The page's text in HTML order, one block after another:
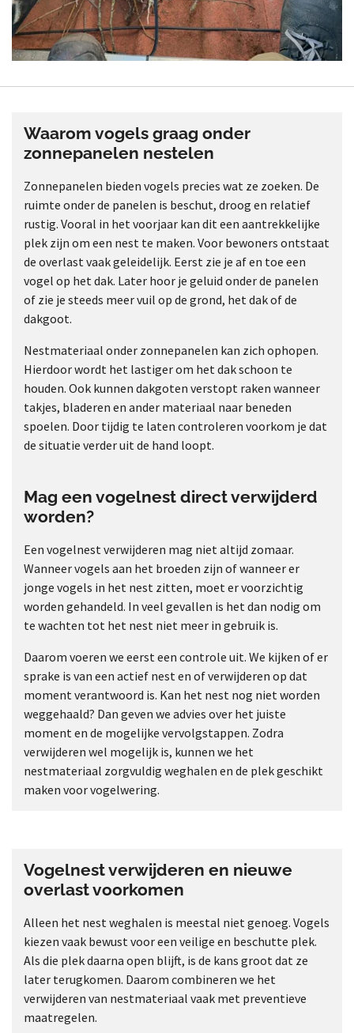
Waarom vogels graag onder
zonnepanelen nestelen
Zonnepanelen bieden vogels precies wat ze zoeken. De
ruimte onder de panelen is beschut, droog en relatief
rustig. Vooral in het voorjaar kan dit een aantrekkelijke
plek zijn om een nest te maken. Voor bewoners ontstaat
de overlast vaak geleidelijk. Eerst zie je af en toe een
vogel op het dak. Later hoor je geluid onder de panelen
of zie je steeds meer vuil op de grond, het dak of de
dakgoot.
Nestmateriaal onder zonnepanelen kan zich ophopen.
Hierdoor wordt het lastiger om het dak schoon te
houden. Ook kunnen dakgoten verstopt raken wanneer
takjes, bladeren en ander materiaal naar beneden
spoelen. Door tijdig te laten controleren voorkom je dat
de situatie verder uit de hand loopt.
Mag een vogelnest direct verwijderd
worden?
Een vogelnest verwijderen mag niet altijd zomaar.
Wanneer vogels aan het broeden zijn of wanneer er
jonge vogels in het nest zitten, moet er voorzichtig
worden gehandeld. In veel gevallen is het dan nodig om
te wachten tot het nest niet meer in gebruik is.
Daarom voeren we eerst een controle uit. We kijken of er
sprake is van een actief nest en of verwijderen op dat
moment verantwoord is. Kan het nest nog niet worden
weggehaald? Dan geven we advies over het juiste
moment en de mogelijke vervolgstappen. Zodra
verwijderen wel mogelijk is, kunnen we het
nestmateriaal zorgvuldig weghalen en de plek geschikt
maken voor vogelwering.
Vogelnest verwijderen en nieuwe
overlast voorkomen
Alleen het nest weghalen is meestal niet genoeg. Vogels
kiezen vaak bewust voor een veilige en beschutte plek.
Als die plek daarna open blijft, is de kans groot dat ze
later terugkomen. Daarom combineren we het
verwijderen van nestmateriaal vaak met preventieve
maatregelen.